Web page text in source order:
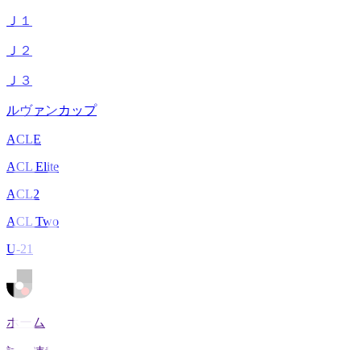
Ｊ１
Ｊ２
Ｊ３
ルヴァンカップ
ACLE
ACL Elite
ACL2
ACL Two
U-21
ホーム